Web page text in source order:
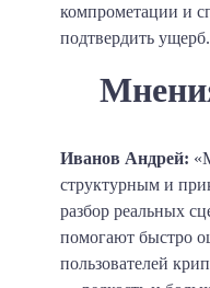
компрометации и
подтвердить ущерб.
Иванов Андрей:
структурным и
разбор реальных
помогают быстро
пользователей